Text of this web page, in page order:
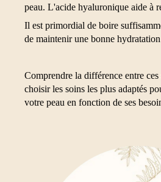
peau. L'acide hyaluronique aide à
Il est primordial de boire
de maintenir une bonne
Comprendre la différence entre
choisir les soins les plus adaptés
votre peau en fonction de ses